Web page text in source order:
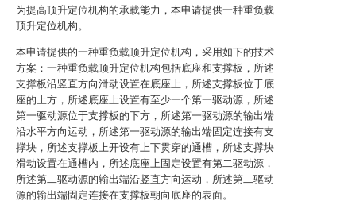
为提高顶升定位机构的承载能力，本申请提供一种重负载
顶升定位机构。
本申请提供的一种重负载顶升定位机构，采用如下的技术
方案：一种重负载顶升定位机构包括底座和支撑板，所述
支撑板沿竖直方向滑动设置在底座上，所述支撑板位于底
座的上方，所述底座上设置有至少一个第一驱动源，所述
第一驱动源位于支撑板的下方，所述第一驱动源的输出端
沿水平方向运动，所述第一驱动源的输出端固定连接有支
撑块，所述支撑板上开设有上下贯穿的通槽，所述支撑块
滑动设置在通槽内，所述底座上固定设置有第二驱动源，
所述第二驱动源的输出端沿竖直方向运动，所述第二驱动
源的输出端固定连接在支撑板朝向底座的表面。